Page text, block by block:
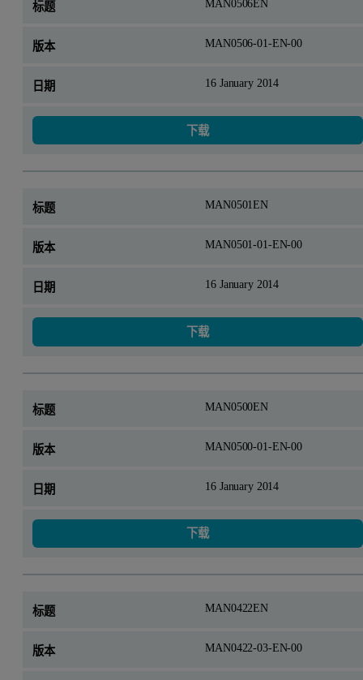
MAN0506EN
MAN0506-01-EN-00
16 January 2014
下载
MAN0501EN
MAN0501-01-EN-00
16 January 2014
下载
MAN0500EN
MAN0500-01-EN-00
16 January 2014
下载
MAN0422EN
MAN0422-03-EN-00